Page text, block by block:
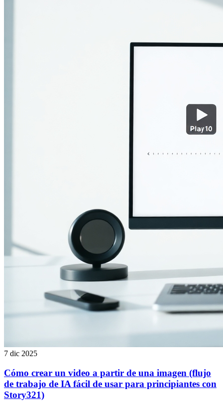
7 dic 2025
Cómo crear un video a partir de una imagen (flujo
de trabajo de IA fácil de usar para principiantes con
Story321)